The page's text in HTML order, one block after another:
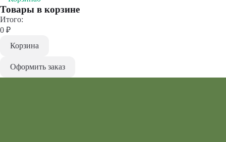
Товары в корзине
Итого:
0 ₽
Корзина
Оформить заказ